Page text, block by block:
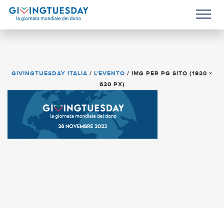
GIVINGTUESDAY ITALIA / L’EVENTO / IMG PER PG SITO (1920 ×
620 PX)